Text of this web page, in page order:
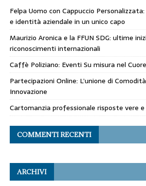
Felpa Uomo con Cappuccio
e identità aziendale in un unico capo
Maurizio Aronica e la FFUN SDG: ultime
riconoscimenti internazionali
Caffè Poliziano: Eventi Su misura nel
Partecipazioni Online: L’unione di
Innovazione
Cartomanzia professionale risposte vere e
COMMENTI RECENTI
ARCHIVI